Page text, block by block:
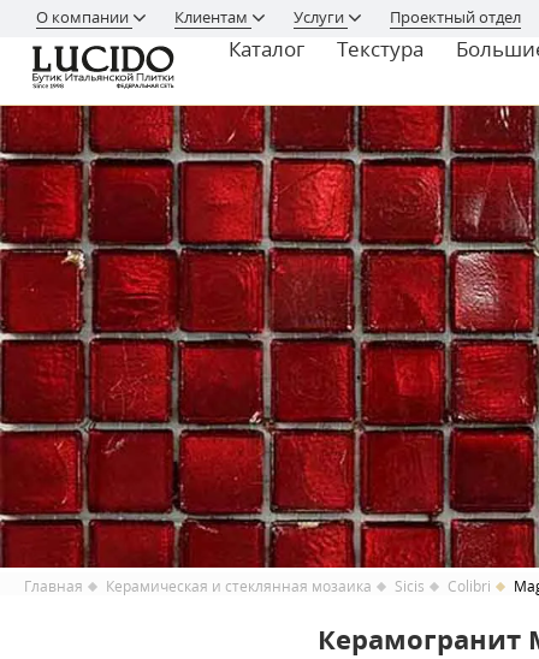
О компании Клиентам Услуги Проектный отдел
Каталог Текстура
Главная Керамическая и стеклянная мозаика Sicis Colibri
Керамогранит